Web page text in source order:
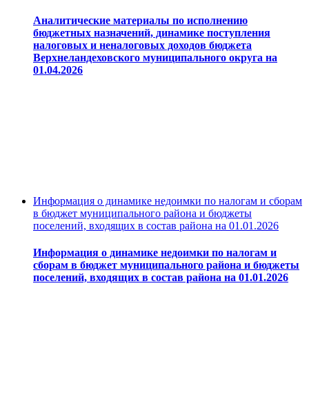
Аналитические материалы по исполнению
бюджетных назначений, динамике поступления
налоговых и неналоговых доходов бюджета
Верхнеландеховского муниципального округа на
01.04.2026
Информация о динамике недоимки по налогам и сборам
в бюджет муниципального района и бюджеты
поселений, входящих в состав района на 01.01.2026
Информация о динамике недоимки по налогам и
сборам в бюджет муниципального района и бюджеты
поселений, входящих в состав района на 01.01.2026